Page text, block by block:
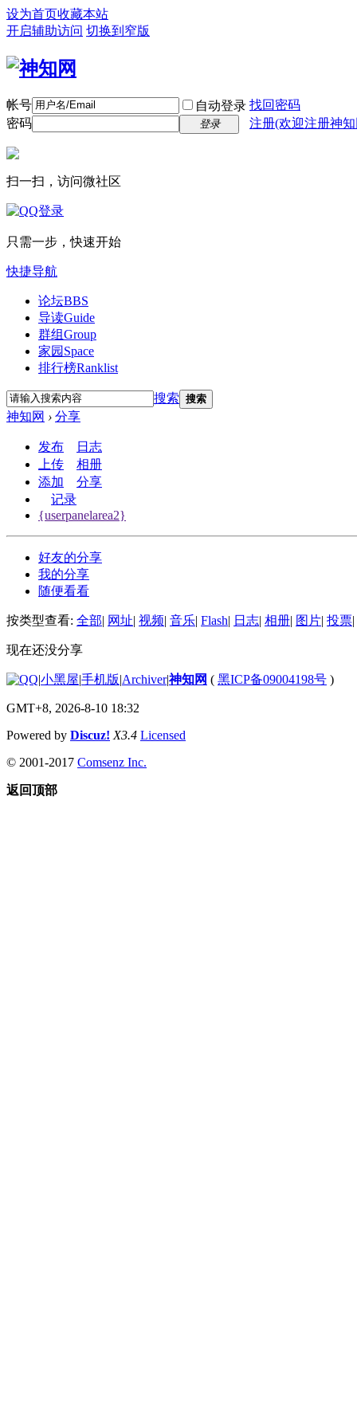
设为首页收藏本站
开启辅助访问 切换到窄版
帐号 自动登录 找回密码
密码
登录 注册(欢迎注册神
扫一扫，访问微社区
只需一步，快速开始
快捷导航
论坛BBS
导读Guide
群组Group
家园 Space
排行榜Ranklist
搜索 搜索
神知网 › 分享
发布
日志
上传
相册
添加
分享
记录
{userpanelarea2}
好友的分享
我的分享
随便看看
按类型查看: 全部| 网址| 视频| 音乐| Flash| 日志| 相册| 图片| 投票|
现在还没分享
|小黑屋|手机版|Archiver|神知网 ( 黑ICP备09004198号 )
GMT+8, 2026-8-10 18:32
Powered by Discuz! X3.4 Licensed
© 2001-2017 Comsenz Inc.
返回顶部